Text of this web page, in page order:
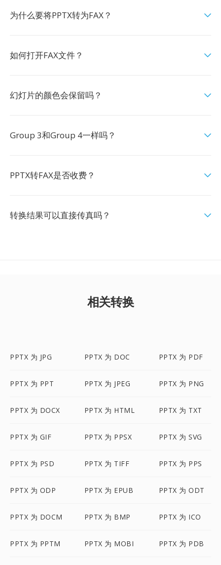
为什么要将PPTX转为FAX？
如何打开FAX文件？
幻灯片的颜色会保留吗？
Group 3和Group 4一样吗？
PPTX转FAX是否收费？
转换结果可以直接传真吗？
相关转换
PPTX 为 JPG PPTX 为 DOC PPTX 为 PDF
PPTX 为 PPT PPTX 为 JPEG PPTX 为 PNG
PPTX 为 DOCX PPTX 为 HTML PPTX 为 TXT
PPTX 为 GIF PPTX 为 PPSX PPTX 为 SVG
PPTX 为 PSD PPTX 为 TIFF PPTX 为 PPS
PPTX 为 ODP PPTX 为 EPUB PPTX 为 ODT
PPTX 为 DOCM PPTX 为 BMP PPTX 为 ICO
PPTX 为 PPTM PPTX 为 MOBI PPTX 为 PDB